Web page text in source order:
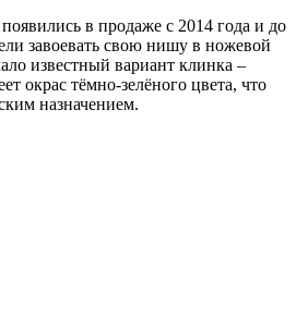
в продаже с 2014 года и до
завоевать свою нишу в ножевой
известный вариант клинка –
окрас тёмно-зелёного цвета, что
назначением.